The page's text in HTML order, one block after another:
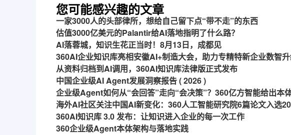
您可能感兴趣的文章
一家3000人的头部律所，想给自己留下点“带不走”的东西
估值3000亿美元的Palantir给AI落地指明了什么路？
AI落蓉城，知识生花正当时！8月13日，成都见
360AI企业知识库亮相安徽AI+制造大会，助力专精特新企业数智
从资料归档到AI调用，360AI知识库法律版正式发布
中国企业级AI Agent发展洞察报告 ( 2026 )
企业级Agent如何从“会回答”走向“会决策”？360亿方智能给出本
海外AI社区关注中国AI新变化：360人工智能研究院6篇论文入选
360AI知识库 3.0 发布：让知识进入企业的每一次工作
360企业级Agent本体架构与落地实践